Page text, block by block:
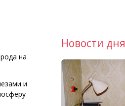
на
и
Новости дня